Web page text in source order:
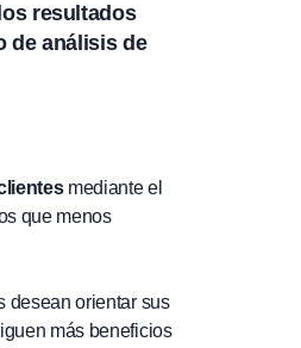
resultados
de análisis de
mediante el
que menos
desean orientar sus
más beneficios